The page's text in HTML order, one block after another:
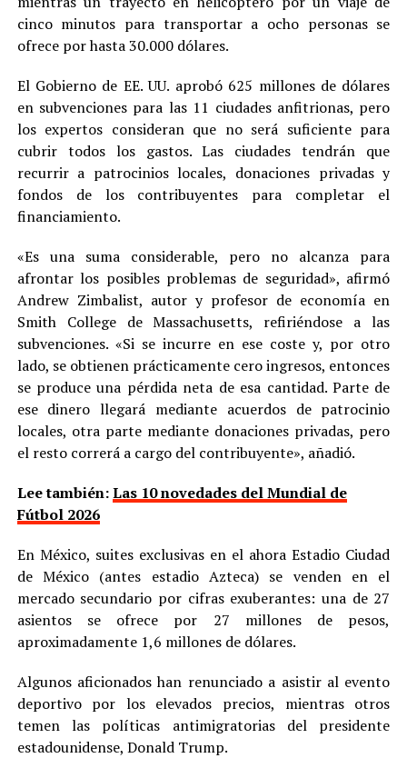
cinco minutos para transportar a ocho personas se
ofrece por hasta 30.000 dólares.
El Gobierno de EE. UU. aprobó 625 millones de dólares
en subvenciones para las 11 ciudades anfitrionas, pero
los expertos consideran que no será suficiente para
cubrir todos los gastos. Las ciudades tendrán que
recurrir a patrocinios locales, donaciones privadas y
fondos de los contribuyentes para completar el
financiamiento.
«Es una suma considerable, pero no alcanza para
afrontar los posibles problemas de seguridad», afirmó
Andrew Zimbalist, autor y profesor de economía en
Smith College de Massachusetts, refiriéndose a las
subvenciones. «Si se incurre en ese coste y, por otro
lado, se obtienen prácticamente cero ingresos, entonces
se produce una pérdida neta de esa cantidad. Parte de
ese dinero llegará mediante acuerdos de patrocinio
locales, otra parte mediante donaciones privadas, pero
el resto correrá a cargo del contribuyente», añadió.
Lee también:Las 10 novedades del Mundial de
Fútbol 2026
En México, suites exclusivas en el ahora Estadio Ciudad
de México (antes estadio Azteca) se venden en el
mercado secundario por cifras exuberantes: una de 27
asientos se ofrece por 27 millones de pesos,
aproximadamente 1,6 millones de dólares.
Algunos aficionados han renunciado a asistir al evento
deportivo por los elevados precios, mientras otros
temen las políticas antimigratorias del presidente
estadounidense, Donald Trump.